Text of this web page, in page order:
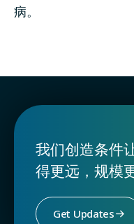
病。
我们创造条件
得更远，规模
Get Updates